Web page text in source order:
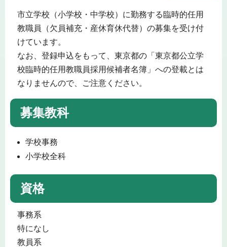
市立学校（小学校・中学校）に勤務する臨時的任用
教職員（欠員補充・産休育休代替）の募集を受け付
けています。
なお、登録申込をもって、東京都の「東京都公立学
校臨時的任用教職員採用候補者名簿」への登載とは
なりませんので、ご注意ください。
募集教科
学校事務
小学校全科
資格
事務系
特になし
教員系